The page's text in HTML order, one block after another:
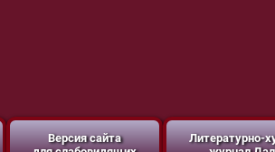
Версия сайта
Литературно-